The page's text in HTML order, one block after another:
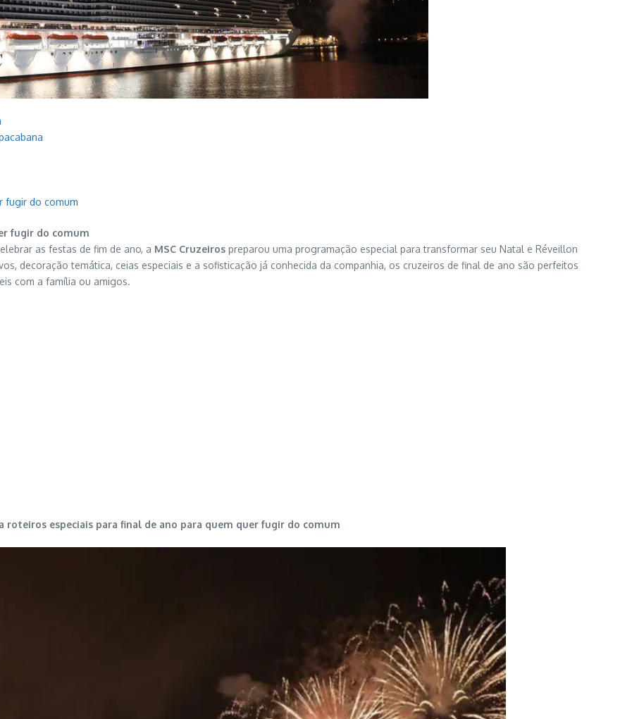
fugir do comum
fugir do comum
as festas de fim de ano, a MSC Cruzeiros preparou uma programação especial para transformar seu Natal e Réveillon
decoração temática, ceias especiais e a sofisticação já conhecida da companhia, os cruzeiros de final de ano são perfeitos
com a família ou amigos.
roteiros especiais para final de ano para quem quer fugir do comum